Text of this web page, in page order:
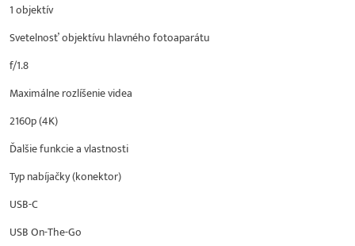
1 objektív
Svetelnosť objektívu hlavného fotoaparátu
f/1.8
Maximálne rozlíšenie videa
2160p (4K)
Ďalšie funkcie a vlastnosti
Typ nabíjačky (konektor)
USB-C
USB On-The-Go